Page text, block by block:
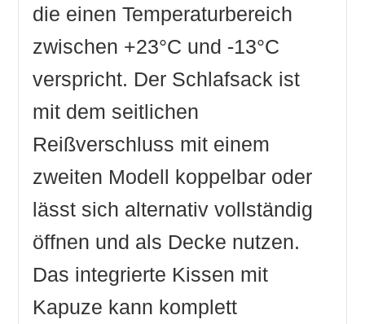
Maß kaum komprimiert, was den Umgang etwas
überwiegende Mehrheit allerdings eine
Kaufempfehlung aus.
Vorteile
Arm- und Beinfreiheit
Schutzwulst am Reißverschluss
ausreichende Wärmeisolierung
Nachteile
Packmaß
die einen Temperaturbereich
zwischen +23°C und -13°C
verspricht. Der Schlafsack ist
mit dem seitlichen
Reißverschluss mit einem
zweiten Modell koppelbar oder
lässt sich alternativ vollständig
öffnen und als Decke nutzen.
Das integrierte Kissen mit
Kapuze kann komplett